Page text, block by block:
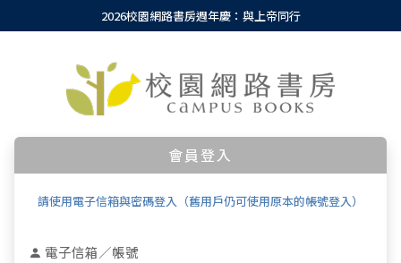
2026校園網路書房週年慶：與上帝同行
會員登入
請使用電子信箱與密碼登入（舊用戶仍可使用原本的帳號登入）
電子信箱／帳號